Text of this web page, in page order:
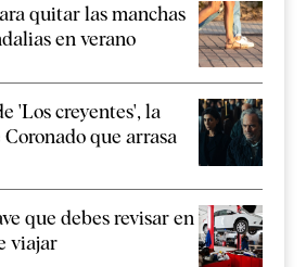
quitar las manchas
en verano
'Los creyentes', la
que arrasa
que debes revisar en
viajar